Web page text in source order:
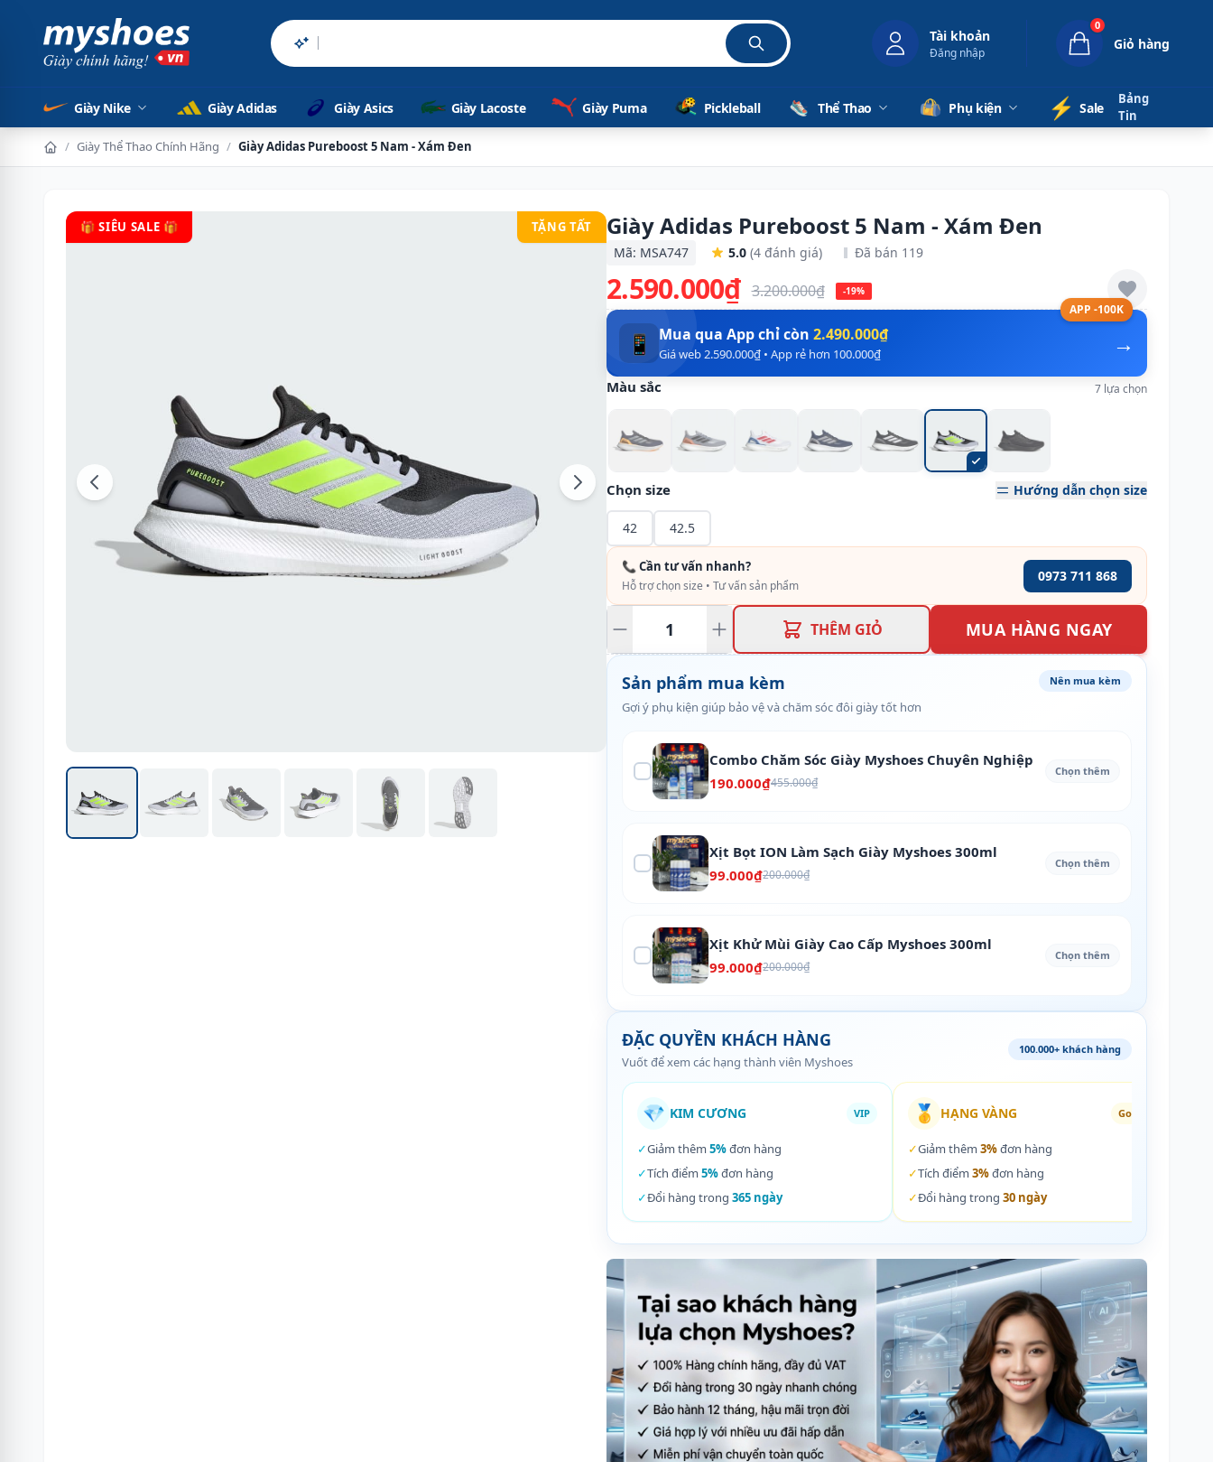
Sản phẩm chí Tài khoản
Đăng nhập
0
Giỏ hàng
Giày Nike Giày Adidas Giày Asics Giày Lacoste Giày Puma Pickleball Thể Thao Phụ kiện ⚡️ Sale
Bảng
Tin
/ Giày Thể Thao Chính Hãng / Giày Adidas Pureboost 5 Nam - Xám Đen
🎁 SIÊU SALE 🎁 TẶNG TẤT Giày Adidas Pureboost 5 Nam - Xám Đen
Mã: MSA747 5.0 (4 đánh giá) Đã bán 119
2.590.000₫ 3.200.000₫ -19%
APP -100K
→
📱 Mua qua App chỉ còn 2.490.000₫
Giá web 2.590.000₫ • App rẻ hơn 100.000₫
Màu sắc 7 lựa chọn
Chọn size Hướng dẫn chọn size
42 42.5
📞 Cần tư vấn nhanh?
Hỗ trợ chọn size • Tư vấn sản phẩm
0973 711 868
THÊM GIỎ MUA HÀNG NGAY
Sản phẩm mua kèm
Gợi ý phụ kiện giúp bảo vệ và chăm sóc đôi giày tốt hơn
Nên mua kèm
Combo Chăm Sóc Giày Myshoes Chuyên Nghiệp
190.000₫455.000₫
Chọn thêm
Xịt Bọt ION Làm Sạch Giày Myshoes 300ml
99.000₫200.000₫
Chọn thêm
Xịt Khử Mùi Giày Cao Cấp Myshoes 300ml
99.000₫200.000₫
Chọn thêm
ĐẶC QUYỀN KHÁCH HÀNG
Vuốt để xem các hạng thành viên Myshoes
100.000+ khách hàng
💎 KIM CƯƠNG VIP
✓Giảm thêm 5%đơn hàng
✓Tích điểm 5%đơn hàng
✓Đổi hàng trong 365 ngày
🥇 HẠNG VÀNG Gold
✓Giảm thêm 3%đơn hàng
✓Tích điểm 3%đơn hàng
✓Đổi hàng trong 30 ngày